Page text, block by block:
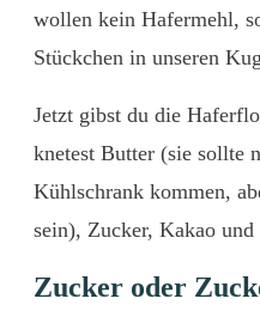
wollen kein Hafermehl,
Stückchen in unseren
Jetzt gibst du die
knetest Butter (sie sollte
Kühlschrank kommen,
sein), Zucker, Kakao
Zucker oder